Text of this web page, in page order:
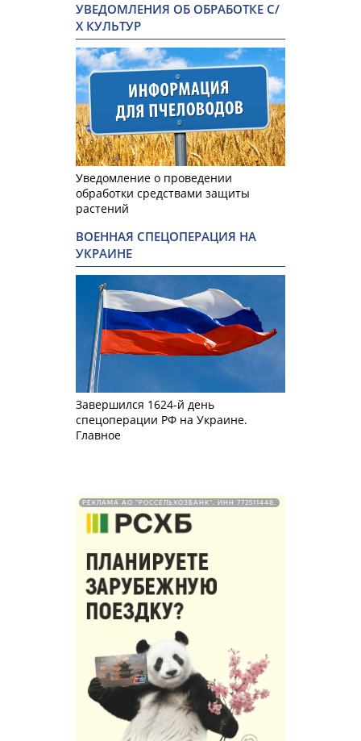
УВЕДОМЛЕНИЯ ОБ ОБРАБОТКЕ С/
Х КУЛЬТУР
Уведомление о проведении
обработки средствами защиты
растений
ВОЕННАЯ СПЕЦОПЕРАЦИЯ НА
УКРАИНЕ
Завершился 1624-й день
спецоперации РФ на Украине.
Главное
РЕКЛАМА АО "РОССЕЛЬХОЗБАНК". ИНН 772511448.